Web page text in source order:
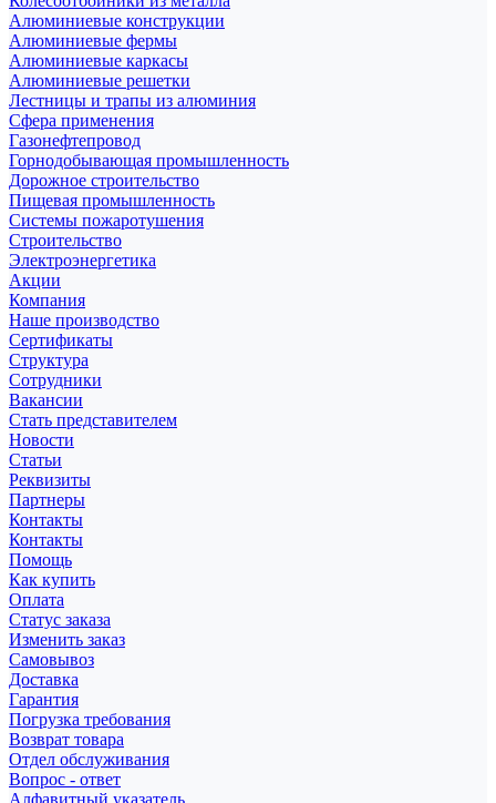
Алюминиевые конструкции
Алюминиевые фермы
Алюминиевые каркасы
Алюминиевые решетки
Лестницы и трапы из алюминия
Сфера применения
Газонефтепровод
Горнодобывающая промышленность
Дорожное строительство
Пищевая промышленность
Системы пожаротушения
Строительство
Электроэнергетика
Акции
Компания
Наше производство
Сертификаты
Структура
Сотрудники
Вакансии
Стать представителем
Новости
Статьи
Реквизиты
Партнеры
Контакты
Контакты
Помощь
Как купить
Оплата
Статус заказа
Изменить заказ
Самовывоз
Доставка
Гарантия
Погрузка требования
Возврат товара
Отдел обслуживания
Вопрос - ответ
Алфавитный указатель